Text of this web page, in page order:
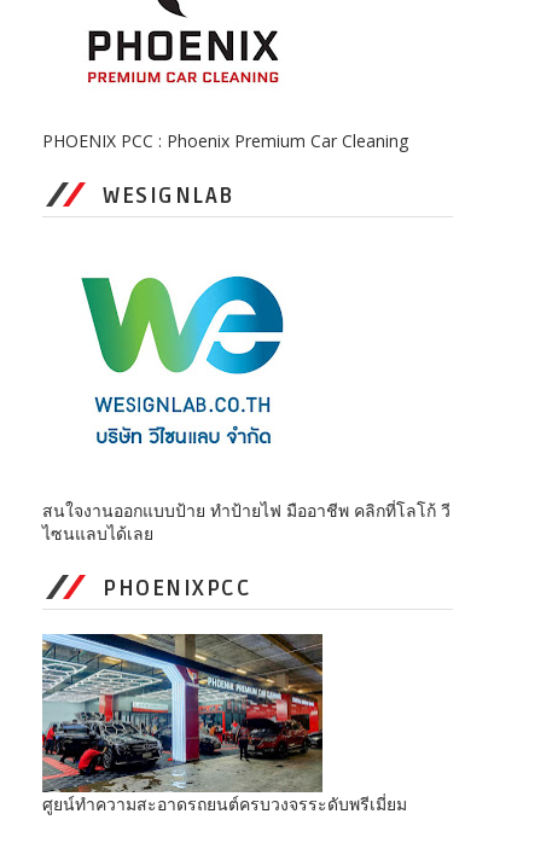
PHOENIX PCC : Phoenix Premium Car Cleaning
WESIGNLAB
สนใจงานออกแบบป้าย ทำป้ายไฟ มืออาชีพ คลิกที่โลโก้ วี
ไซนแลบได้เลย
PHOENIXPCC
ศูยน์ทำความสะอาดรถยนต์ครบวงจรระดับพรีเมี่ยม